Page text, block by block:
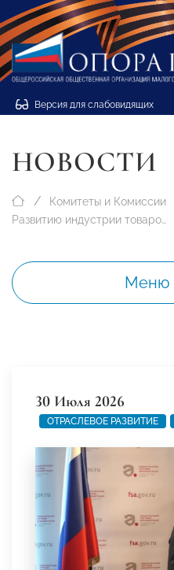
Версия для слабовидящих
НОВОСТИ
Комитеты и Комиссии
Развитию индустрии товаров для детей
Меню
30 Июля 2026
ОТРАСЛЕВОЕ РАЗВИТИЕ